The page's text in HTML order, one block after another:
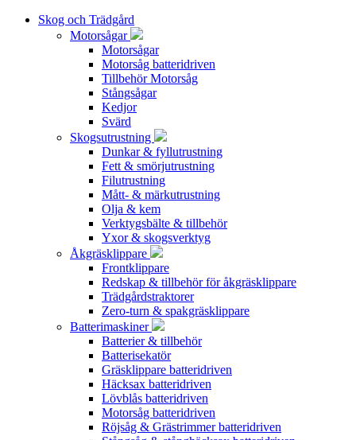
Skog och Trädgård
Motorsågar
Motorsågar
Motorsåg batteridriven
Tillbehör Motorsåg
Stångsågar
Kedjor
Svärd
Skogsutrustning
Dunkar & fyllutrustning
Fett & smörjutrustning
Filutrustning
Mått- & märkutrustning
Olja & kem
Verktygsbälte & tillbehör
Yxor & skogsverktyg
Åkgräsklippare
Frontklippare
Redskap & tillbehör för åkgräsklippare
Trädgårdstraktorer
Zero-turn & spakgräsklippare
Batterimaskiner
Batterier & tillbehör
Batterisekatör
Gräsklippare batteridriven
Häcksax batteridriven
Lövblås batteridriven
Motorsåg batteridriven
Röjsåg & Grästrimmer batteridriven